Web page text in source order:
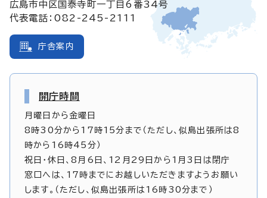
広島市中区国泰寺町一丁目6番34号
代表電話：082-245-2111
庁舎案内
開庁時間
月曜日から金曜日
8時30分から17時15分まで（ただし、似島出張所は8
時から16時45分）
祝日・休日、8月6日、12月29日から1月3日は閉庁
窓口へは、17時までにお越しいただきますようお願い
します。（ただし、似島出張所は16時30分まで）